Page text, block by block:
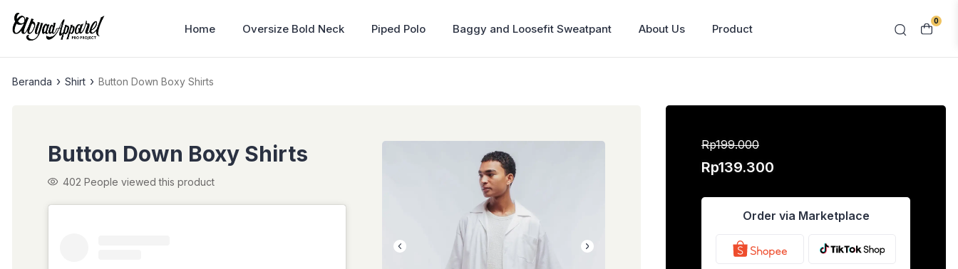
0
Home Oversize Bold Neck Piped Polo Baggy and Loosefit Sweatpant About Us Product
Beranda › Shirt › Button Down Boxy Shirts
Button Down Boxy Shirts
402 People viewed this product
Rp199.000
Harga
adalah:
Rp199.000.
Rp139.300
ini
adalah:
Order via Marketplace